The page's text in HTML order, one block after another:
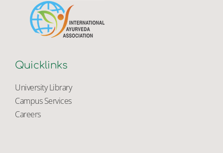
Quicklinks
University Library